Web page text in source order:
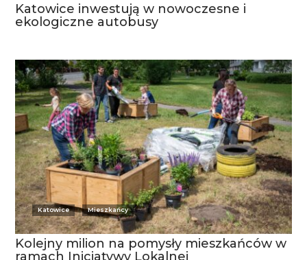
Katowice inwestują w nowoczesne i
ekologiczne autobusy
Katowice Mieszkańcy
Kolejny milion na pomysły mieszkańców w
ramach Inicjatywy Lokalnej